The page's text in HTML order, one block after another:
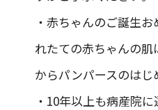
・赤ちゃんのご誕生
れたての赤ちゃんの肌
からパンパースのはじ
・10年以上も病産院